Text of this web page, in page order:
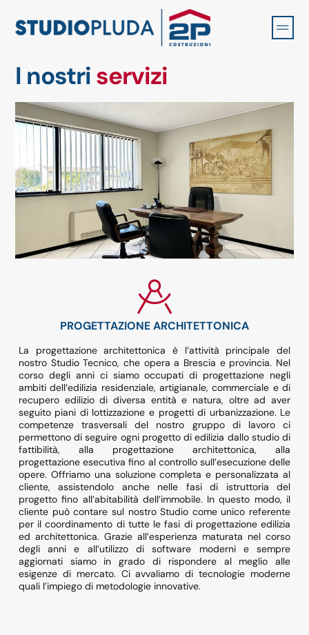
I nostriservizi
PROGETTAZIONE ARCHITETTONICA
La progettazione architettonica è l’attività principale del
nostro Studio Tecnico, che opera a Brescia e provincia. Nel
corso degli anni ci siamo occupati di progettazione negli
ambiti dell’edilizia residenziale, artigianale, commerciale e di
recupero edilizio di diversa entità e natura, oltre ad aver
seguito piani di lottizzazione e progetti di urbanizzazione. Le
competenze trasversali del nostro gruppo di lavoro ci
permettono di seguire ogni progetto di edilizia dallo studio di
fattibilità, alla progettazione architettonica, alla
progettazione esecutiva fino al controllo sull’esecuzione delle
opere. Offriamo una soluzione completa e personalizzata al
cliente, assistendolo anche nelle fasi di istruttoria del
progetto fino all’abitabilità dell’immobile. In questo modo, il
cliente può contare sul nostro Studio come unico referente
per il coordinamento di tutte le fasi di progettazione edilizia
ed architettonica. Grazie all’esperienza maturata nel corso
degli anni e all’utilizzo di software moderni e sempre
aggiornati siamo in grado di rispondere al meglio alle
esigenze di mercato. Ci avvaliamo di tecnologie moderne
quali l’impiego di metodologie innovative.